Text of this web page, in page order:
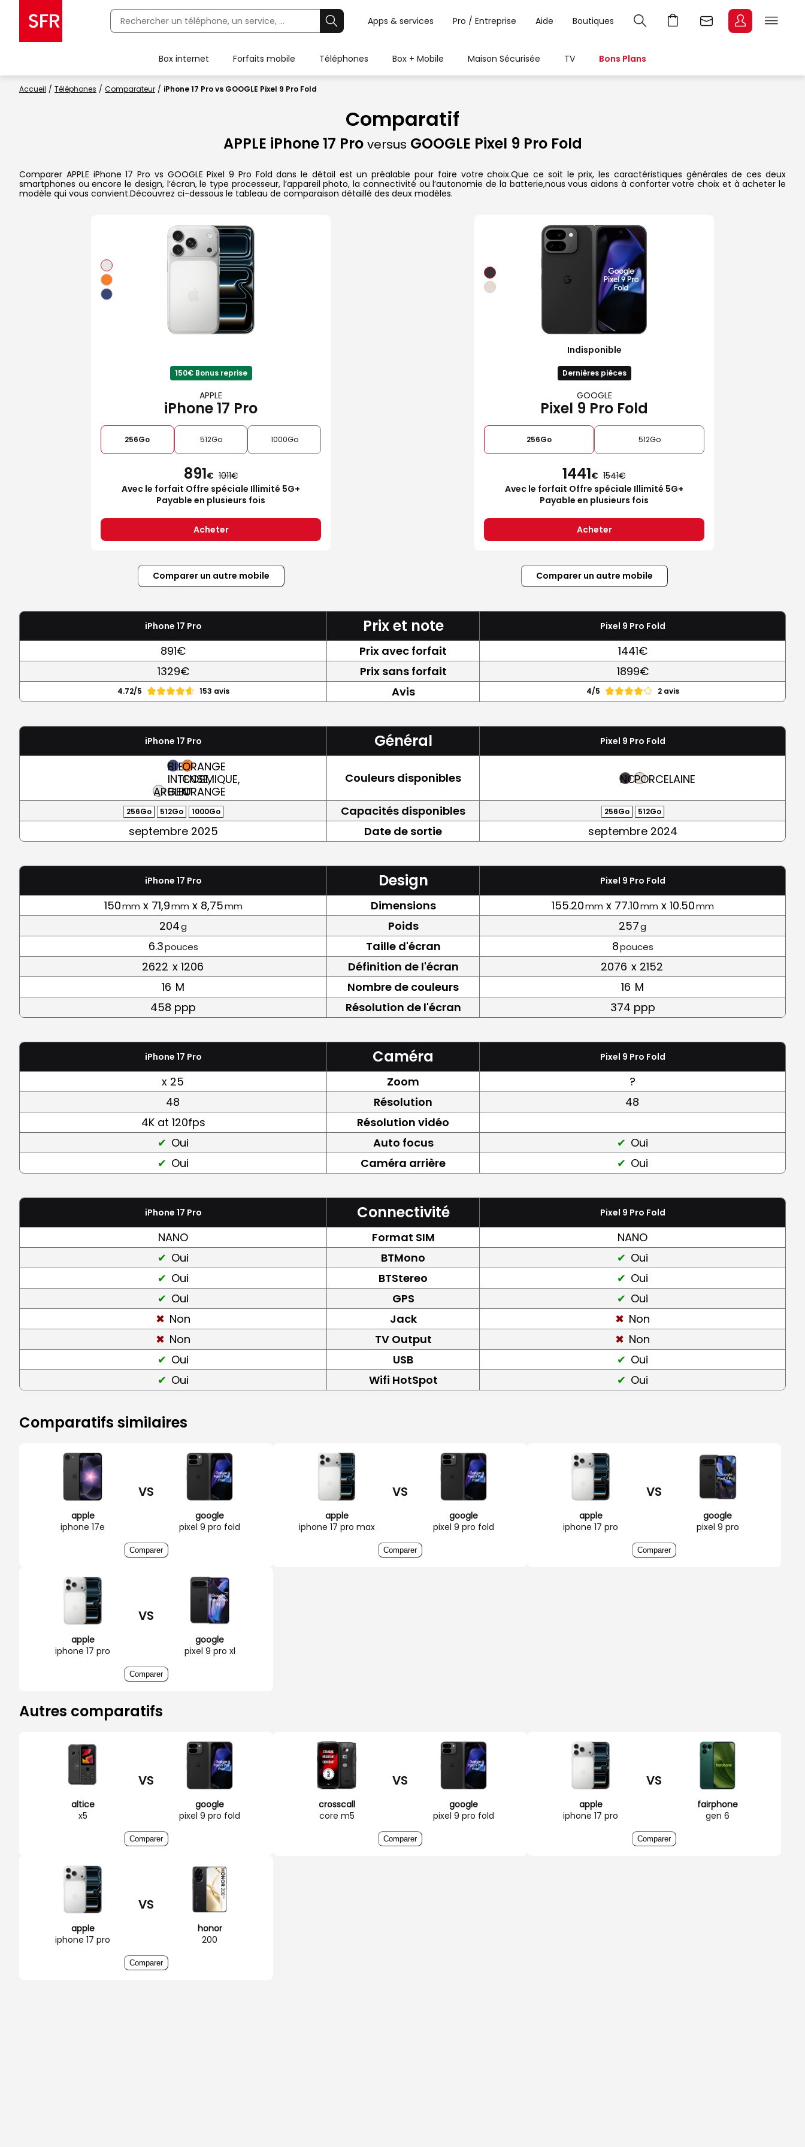
Apps & services Pro / Entreprise Aide Boutiques
Box internet Forfaits mobile Téléphones Box + Mobile Maison Sécurisée TV Bons Plans
Accueil Téléphones Comparateur iPhone 17 Pro vs GOOGLE Pixel 9 Pro Fold
Comparatif
APPLE iPhone 17 Pro versus GOOGLE Pixel 9 Pro Fold
Comparer APPLE iPhone 17 Pro vs GOOGLE Pixel 9 Pro Fold dans le détail est un préalable pour faire votre choix.Que ce soit le prix, les caractéristiques générales de ces deux
smartphones ou encore le design, l’écran, le type processeur, l’appareil photo, la connectivité ou l’autonomie de la batterie,nous vous aidons à conforter votre choix et à acheter le
modèle qui vous convient.Découvrez ci-dessous le tableau de comparaison détaillé des deux modèles.
150€ Bonus reprise
APPLE
iPhone 17 Pro
256Go 512Go 1000Go
891€ 1011
Avec le forfait Offre spéciale Illimité 5G+
Payable en plusieurs fois
Acheter
Indisponible
Dernières pièces
GOOGLE
Pixel 9 Pro Fold
256Go 512Go
1441€ 1541
Avec le forfait Offre spéciale Illimité 5G+
Payable en plusieurs fois
Acheter
Comparer un autre mobile Comparer un autre mobile
iPhone 17 Pro Prix et note Pixel 9 Pro Fold
891€ Prix avec forfait
1441€
1329€
Prix sans forfait 1899€
4.72/5 153 avis Avis 4/5 2 avis
iPhone 17 Pro Général Pixel 9 Pro Fold
ARGENT
BLEU
INTENSE,
BLEU
ORANGE
COSMIQUE,
ORANGE
Couleurs disponibles NOIRPORCELAINE
256Go 512Go 1000Go Capacités disponibles 256Go 512Go
septembre 2025 Date de sortie septembre 2024
iPhone 17 Pro Design Pixel 9 Pro Fold
150mm x 71,9mm x 8,75mm Dimensions 155.20mm x 77.10mm x 10.50mm
204g Poids 257g
6.3pouces Taille d'écran 8pouces
2622 x 1206 Définition de l'écran 2076 x 2152
16 M Nombre de couleurs 16 M
458 ppp
Résolution de l'écran 374 ppp
iPhone 17 Pro Caméra Pixel 9 Pro Fold
x 25 Zoom
?
48
Résolution
48
4K at 120fps
Résolution vidéo
Oui
Auto focus
Oui
Oui
Caméra arrière Oui
iPhone 17 Pro Connectivité Pixel 9 Pro Fold
NANO Format SIM
NANO
Oui
BTMono
Oui
Oui
BTStereo
Oui
Oui
GPS
Oui
Non
Jack
Non
Non
TV Output
Non
Oui
USB
Oui
Oui
Wifi HotSpot Oui
Comparatifs similaires
apple
iphone 17e
VS
google
pixel 9 pro fold
Comparer
apple
iphone 17 pro max
VS
google
pixel 9 pro fold
Comparer
apple
iphone 17 pro
VS
google
pixel 9 pro
Comparer
apple
iphone 17 pro
VS
google
pixel 9 pro xl
Comparer
Autres comparatifs
altice
x5
VS
google
pixel 9 pro fold
Comparer
crosscall
core m5
VS
google
pixel 9 pro fold
Comparer
apple
iphone 17 pro
VS
fairphone
gen 6
Comparer
apple
iphone 17 pro
VS
honor
200
Comparer